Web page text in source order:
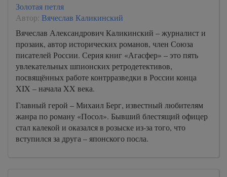
Золотая петля
Автор: Вячеслав Каликинский
Вячеслав Александрович Каликинский – журналист и
прозаик, автор исторических романов, член Союза
писателей России. Серия книг «Агасфер» – это пять
увлекательных шпионских ретродетективов,
посвящённых работе контрразведки в России конца
XIX – начала XX века.
Главный герой – Михаил Берг, известный любителям
жанра по роману «Посол». Бывший блестящий офицер
стал калекой и оказался в розыске из-за того, что
вступился за друга – японского посла.